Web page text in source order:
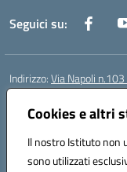
Cookies e altri
Il nostro Istituto non
sono utilizzati
Seguici su:
Indirizzo:Via Napoli
Centralino:
Posta elettronica
Codice fiscale:
Codice meccanografico: